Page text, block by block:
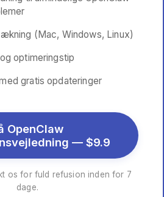
(Mac, Windows, Linux)
optimeringstip
gratis opdateringer
OpenClaw
— $9.9
os for fuld refusion inden for 7
dage.